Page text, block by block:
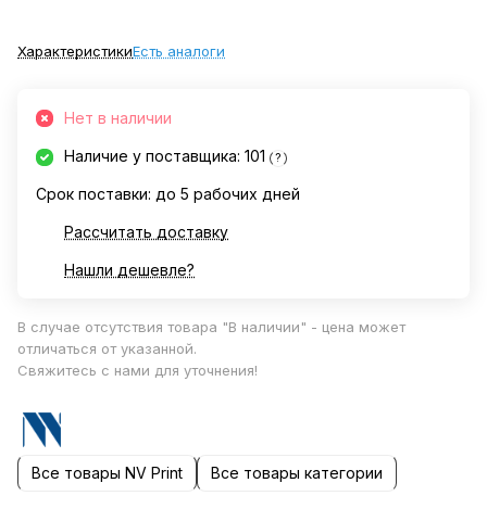
ХарактеристикиЕсть аналоги
Нет в наличии
Наличие у поставщика: 101 ?
Срок поставки: до 5 рабочих дней
Рассчитать доставку
Нашли дешевле?
В случае отсутствия товара "В наличии" - цена может
отличаться от указанной.
Свяжитесь с нами для уточнения!
Все товары NV Print Все товары категории